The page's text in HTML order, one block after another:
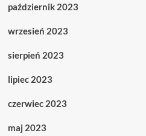
październik 2023
wrzesień 2023
sierpień 2023
lipiec 2023
czerwiec 2023
maj 2023